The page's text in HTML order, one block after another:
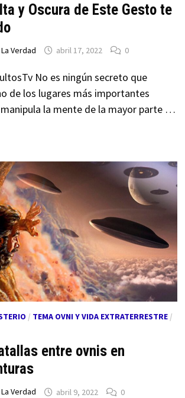
y Oscura de Este Gesto te
Verdad abril 17, 2022 0
No es ningún secreto que
de los lugares más importantes
la mente de la mayor parte …
/ TEMA OVNI Y VIDA EXTRATERRESTRE/
entre ovnis en
Verdad abril 9, 2022 0